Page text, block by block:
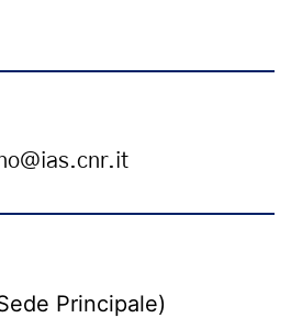
Principale)